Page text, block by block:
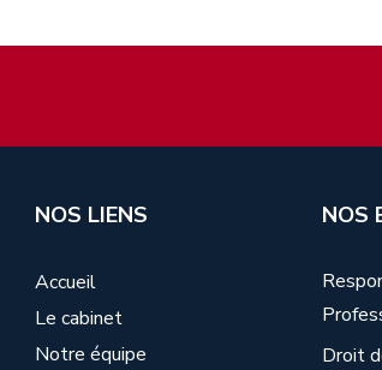
NOS LIENS
Accueil
Le cabinet
Notre équipe
NOS
Droit